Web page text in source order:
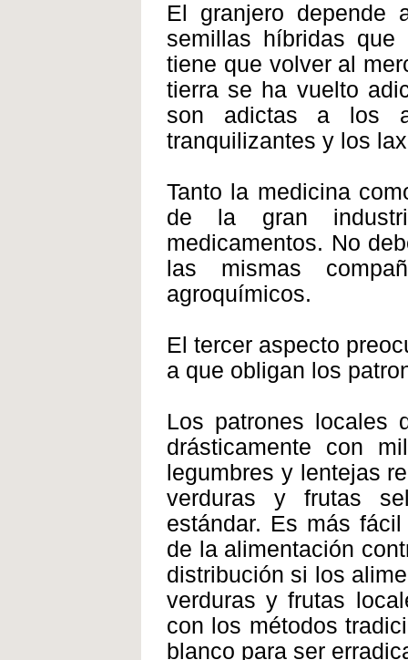
El granjero depende
semillas híbridas que
tiene que volver al
tierra se ha vuelto
son adictas a los
tranquilizantes y los
Tanto la medicina
de la gran
medicamentos. No
las mismas
agroquímicos.
El tercer aspecto
a que obligan los
Los patrones locales
drásticamente con
legumbres y lentejas
verduras y frutas
estándar. Es más
de la alimentación
distribución si los
verduras y frutas
con los métodos
blanco para ser